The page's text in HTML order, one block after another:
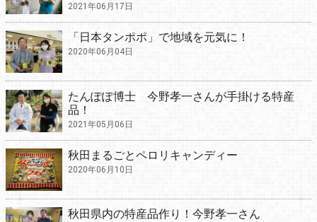
2021年06月17日
「日本タンポポ」で地域を元気に！
2020年06月04日
たんぽぽ博士 今野孝一さんが手掛ける特産
品！
2021年05月06日
秋田まるごとペロリキャンディー
2020年06月10日
秋田県内の特産品作り！今野孝一さん